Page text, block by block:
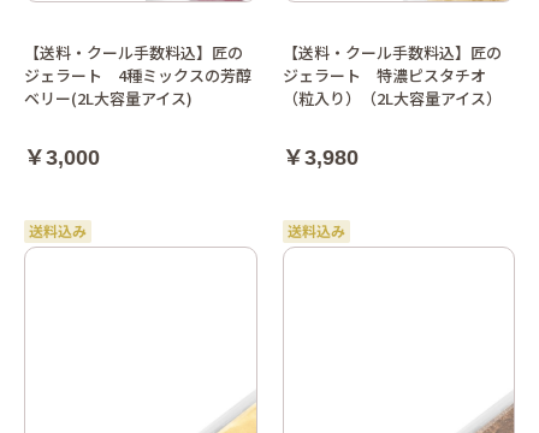
【送料・クール手数料込】匠の
ジェラート 4種ミックスの芳醇
ベリー(2L大容量アイス)
￥3,000
【送料・クール手数料込】匠の
ジェラート 特濃ピスタチオ
（粒入り）（2L大容量アイス）
￥3,980